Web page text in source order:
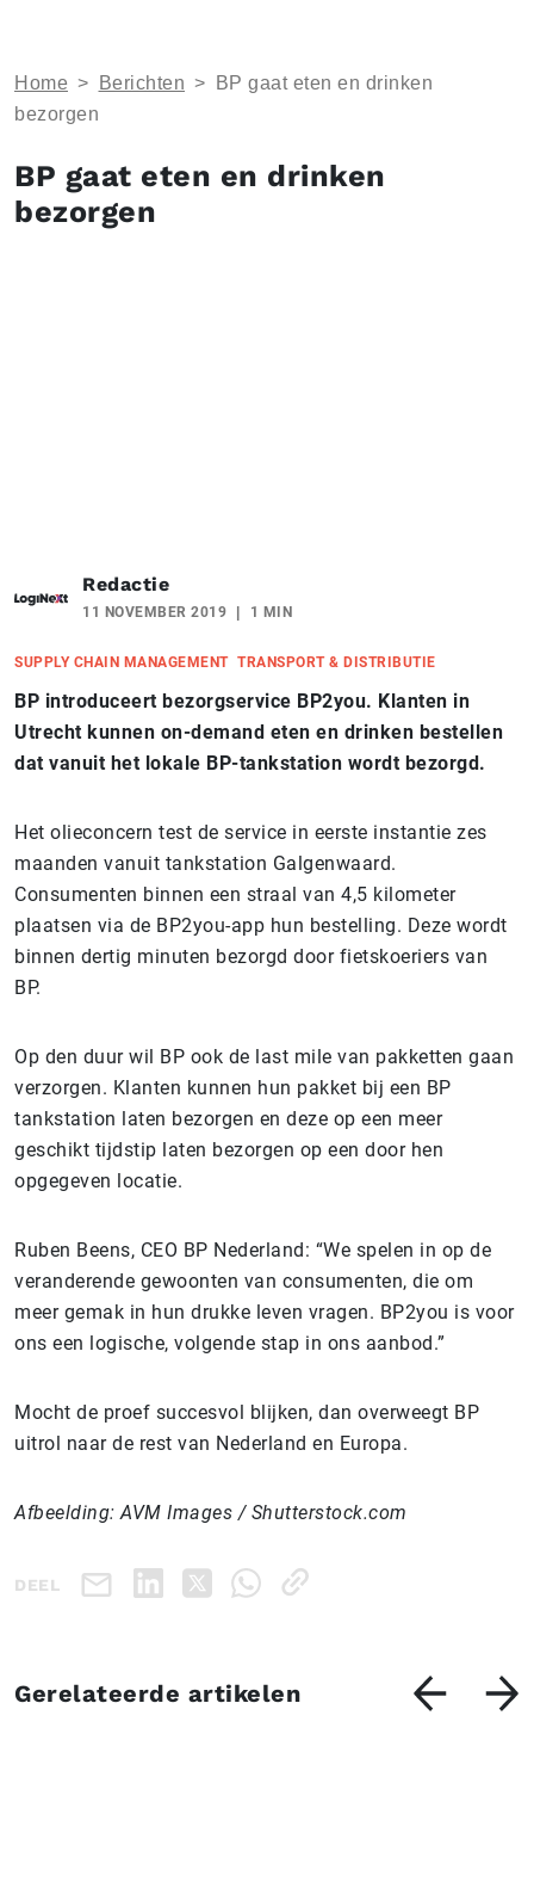
Home > Berichten >
BP gaat eten en drinken
bezorgen
BP gaat eten en drinken
bezorgen
Redactie
11 NOVEMBER 2019 1 MIN
SUPPLY CHAIN MANAGEMENT TRANSPORT & DISTRIBUTIE
BP introduceert bezorgservice BP2you. Klanten in
Utrecht kunnen on-demand eten en drinken bestellen
dat vanuit het lokale BP-tankstation wordt bezorgd.
Het olieconcern test de service in eerste instantie zes
maanden vanuit tankstation Galgenwaard.
Consumenten binnen een straal van 4,5 kilometer
plaatsen via de BP2you-app hun bestelling. Deze wordt
binnen dertig minuten bezorgd door fietskoeriers van
BP.
Op den duur wil BP ook de last mile van pakketten gaan
verzorgen. Klanten kunnen hun pakket bij een BP
tankstation laten bezorgen en deze op een meer
geschikt tijdstip laten bezorgen op een door hen
opgegeven locatie.
Ruben Beens, CEO BP Nederland: “We spelen in op de
veranderende gewoonten van consumenten, die om
meer gemak in hun drukke leven vragen. BP2you is voor
ons een logische, volgende stap in ons aanbod.”
Mocht de proef succesvol blijken, dan overweegt BP
uitrol naar de rest van Nederland en Europa.
Afbeelding: AVM Images / Shutterstock.com
DEEL
Gerelateerde artikelen